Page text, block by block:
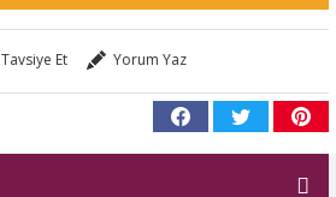
Tavsiye Et Yorum Yaz